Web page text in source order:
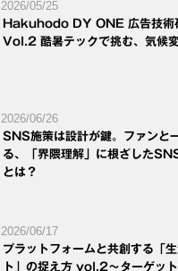
2026/05/25
Hakuhodo DY ONE 広告技術
Vol.2 酷暑テックで挑む、気候変
2026/06/26
SNS施策は設計が鍵。ファンと
る、「界隈理解」に根ざした
とは？
2026/06/17
プラットフォームと共創する「
ト」の捉え方 vol.2～ターゲッ